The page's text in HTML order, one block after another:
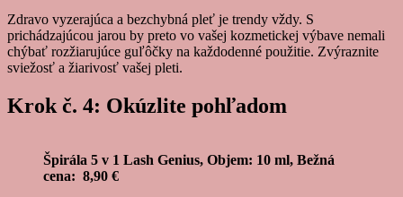
Zdravo vyzerajúca a bezchybná pleť je trendy vždy. S
prichádzajúcou jarou by preto vo vašej kozmetickej výbave nemali
chýbať rozžiarujúce guľôčky na každodenné použitie. Zvýraznite
sviežosť a žiarivosť vašej pleti.
Krok č. 4: Okúzlite pohľadom
Špirála 5 v 1 Lash Genius, Objem: 10 ml, Bežná
cena: 8,90 €